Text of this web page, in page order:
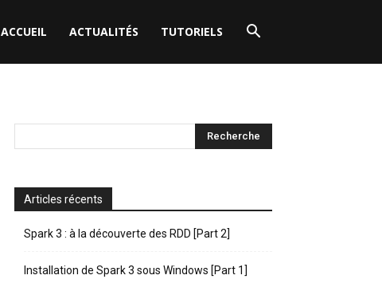
ACCUEIL ACTUALITÉS TUTORIELS
Articles récents
Spark 3 : à la découverte des RDD [Part 2]
Installation de Spark 3 sous Windows [Part 1]